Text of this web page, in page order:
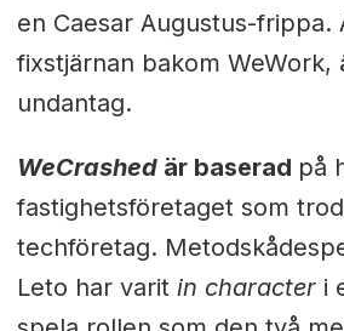
en Caesar Augustus-frippa.
fixstjärnan bakom WeWork,
undantag.
WeCrashed är baserad på
fastighetsföretaget som
techföretag.
Leto har varit in characteri